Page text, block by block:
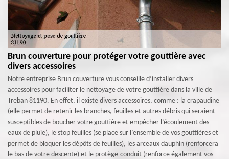
Brun couverture pour protéger votre gouttière avec
divers accessoires
Notre entreprise Brun couverture vous conseille d’installer divers
accessoires pour faciliter le nettoyage de votre gouttière dans la ville de
Treban 81190. En effet, il existe divers accessoires, comme : la crapaudine
(elle permet de retenir les branches, feuilles et autres débris qui seraient
susceptibles de boucher votre gouttière et empêcher l’écoulement des
eaux de pluie), le stop feuilles (se place sur l’ensemble de vos gouttières et
permet de bloquer les dépôts de feuilles), les arceaux dauphin (renforcera
le bas de votre descente) et le protège-conduit (renforce également vos